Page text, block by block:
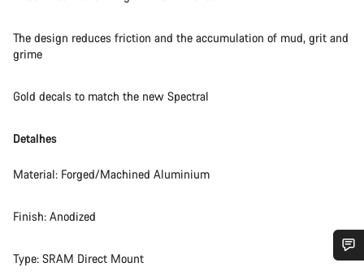
The design reduces friction and the accumulation of mud, grit and
grime
Gold decals to match the new Spectral
Detalhes
Material: Forged/Machined Aluminium
Finish: Anodized
Type: SRAM Direct Mount